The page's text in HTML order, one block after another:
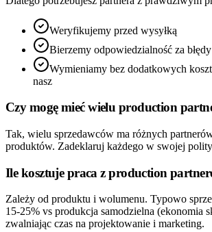
Weryfikujemy przed wysyłką
Bierzemy odpowiedzialność za
Wymieniamy bez dodatkowych
nasz
Czy mogę mieć wielu production
Tak, wielu sprzedawców ma różnych
produktów. Zadeklaruj każdego w swojej
Ile kosztuje praca z production
Zależy od produktu i wolumenu. Typowo
15-25% vs produkcja samodzielna (ekonomia
zwalniając czas na projektowanie i marketing.